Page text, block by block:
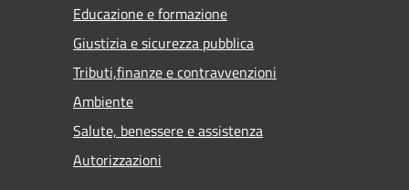
Educazione e formazione
Giustizia e sicurezza pubblica
Tributi,finanze e contravvenzioni
Ambiente
Salute, benessere e assistenza
Autorizzazioni